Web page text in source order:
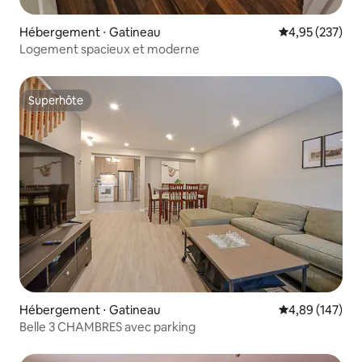
Hébergement ⋅ Gatineau Évaluation
4,95 (237)
Logement spacieux et moderne
Superhôte
Superhôte
Hébergement ⋅ Gatineau Évaluation
4,89 (147)
Belle 3 CHAMBRES avec parking